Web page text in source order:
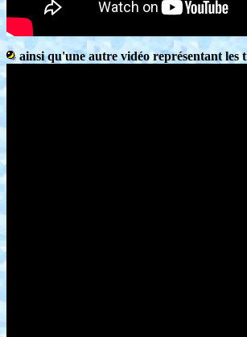
ainsi qu'une autre vidéo représentant les